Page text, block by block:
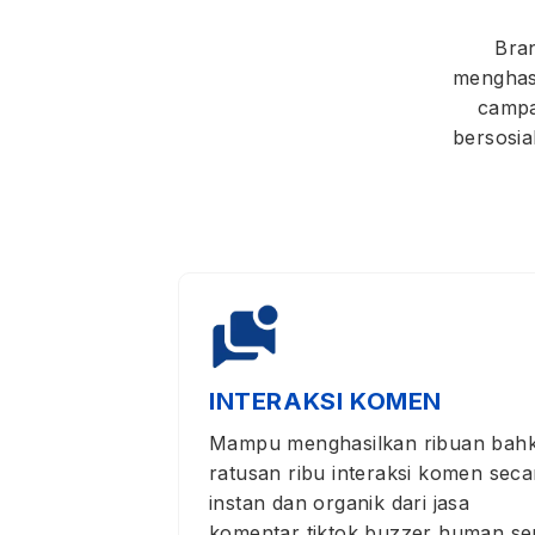
INTERAKSI KOMEN
Mampu menghasilkan ribuan
ratusan ribu interaksi komen
instan dan organik dari jasa